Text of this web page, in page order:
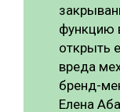
функцию
открыть
вреда
бренд-
Елена